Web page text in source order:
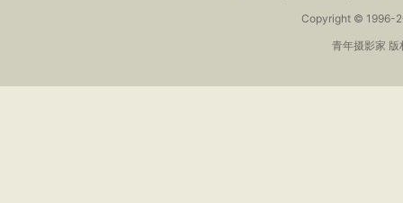
Copyright © 1996-
青年摄影家